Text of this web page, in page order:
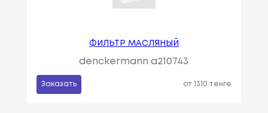
ФИЛЬТР МАСЛЯНЫЙ
denckermann a210743
Заказать от 1310 тенге